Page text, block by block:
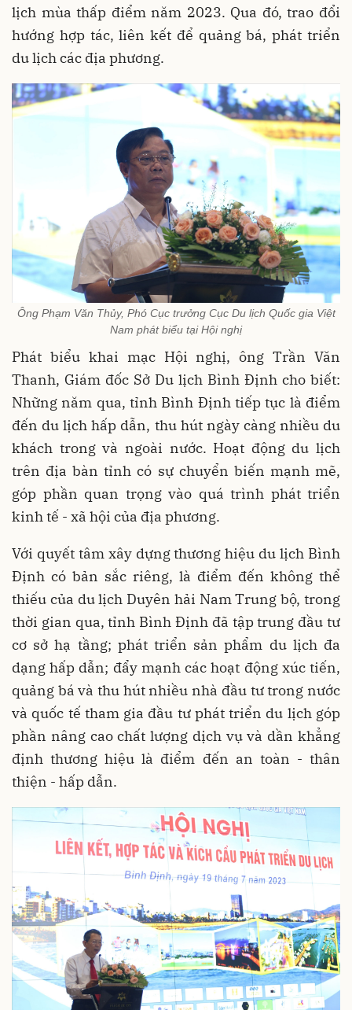
lịch mùa thấp điểm năm 2023. Qua đó, trao đổi
hướng hợp tác, liên kết để quảng bá, phát triển
du lịch các địa phương.
Ông Phạm Văn Thủy, Phó Cục trưởng Cục Du lịch Quốc gia Việt
Nam phát biểu tại Hội nghị
Phát biểu khai mạc Hội nghị, ông Trần Văn
Thanh, Giám đốc Sở Du lịch Bình Định cho biết:
Những năm qua, tỉnh Bình Định tiếp tục là điểm
đến du lịch hấp dẫn, thu hút ngày càng nhiều du
khách trong và ngoài nước. Hoạt động du lịch
trên địa bàn tỉnh có sự chuyển biến mạnh mẽ,
góp phần quan trọng vào quá trình phát triển
kinh tế - xã hội của địa phương.
Với quyết tâm xây dựng thương hiệu du lịch Bình
Định có bản sắc riêng, là điểm đến không thể
thiếu của du lịch Duyên hải Nam Trung bộ, trong
thời gian qua, tỉnh Bình Định đã tập trung đầu tư
cơ sở hạ tầng; phát triển sản phẩm du lịch đa
dạng hấp dẫn; đẩy mạnh các hoạt động xúc tiến,
quảng bá và thu hút nhiều nhà đầu tư trong nước
và quốc tế tham gia đầu tư phát triển du lịch góp
phần nâng cao chất lượng dịch vụ và dần khẳng
định thương hiệu là điểm đến an toàn - thân
thiện - hấp dẫn.